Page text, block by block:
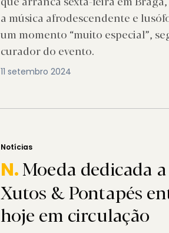
a música afrodescendente e
um momento “muito especial”,
curador do evento.
11 setembro 2024
Notícias
N.Moeda dedicada a
Xutos & Pontapés
hoje em circulação